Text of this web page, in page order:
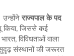
राज्यपाल के पद
किया, जिससे कई
भारत, विविधताओं वाला
संस्थानों की जरूरत